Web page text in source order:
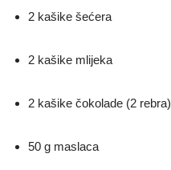
2 kašike šećera
2 kašike mlijeka
2 kašike čokolade (2 rebra)
50 g maslaca